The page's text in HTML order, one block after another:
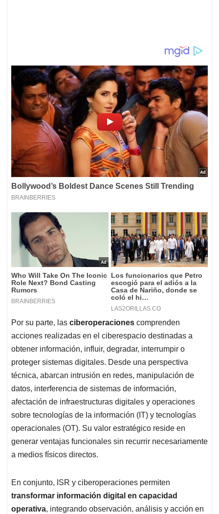
Por su parte, las ciberoperaciones comprenden
acciones realizadas en el ciberespacio destinadas a
obtener información, influir, degradar, interrumpir o
proteger sistemas digitales. Desde una perspectiva
técnica, abarcan intrusión en redes, manipulación de
datos, interferencia de sistemas de información,
afectación de infraestructuras digitales y operaciones
sobre tecnologías de la información (IT) y tecnologías
operacionales (OT). Su valor estratégico reside en
generar ventajas funcionales sin recurrir necesariamente
a medios físicos directos.
En conjunto, ISR y ciberoperaciones permiten
transformar información digital en capacidad
operativa, integrando observación, análisis y acción en